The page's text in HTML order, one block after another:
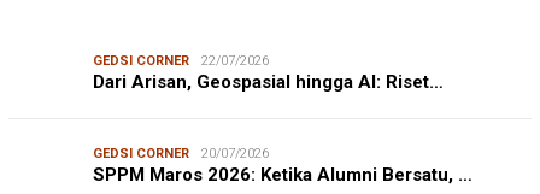
GEDSI CORNER 22/07/2026
Dari Arisan, Geospasial hingga AI: Riset…
GEDSI CORNER 20/07/2026
SPPM Maros 2026: Ketika Alumni Bersatu, …